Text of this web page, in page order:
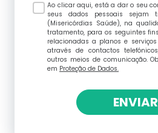
Ao clicar aqui, está a dar o seu
seus dados pessoais sejam
(Misericórdias Saúde), na
tratamento, para os seguintes
relacionadas a planos e
através de contactos
outros meios de comunicação.
em Proteção de Dados.
ENVIAR